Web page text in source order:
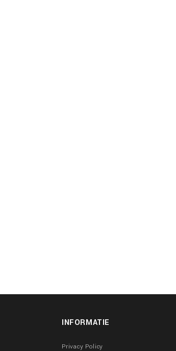
INFORMATIE
Privacy Policy